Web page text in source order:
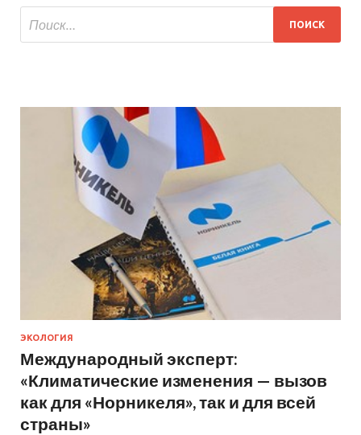
ЭКОЛОГИЯ
Международный эксперт:
«Климатические изменения — вызов
как для «Норникеля», так и для всей
страны»